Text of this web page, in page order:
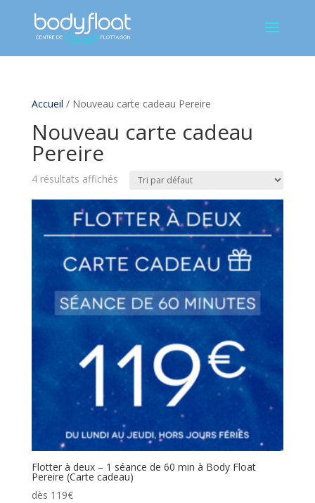
Accueil / Nouveau carte cadeau Pereire
Nouveau carte cadeau
Pereire
4 résultats affichés
Flotter à deux – 1 séance de 60 min à Body Float
Pereire (Carte cadeau)
dès 119€